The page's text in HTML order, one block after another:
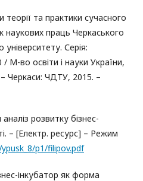
теорії та практики сучасного
наукових праць Черкаського
Серія:
/ М-во освіти і науки України,
Черкаси: ЧДТУ, 2015. –
розвитку бізнес-
– [Електр. ресурс] – Режим
p1/filipov.pdf
інкубатор як форма